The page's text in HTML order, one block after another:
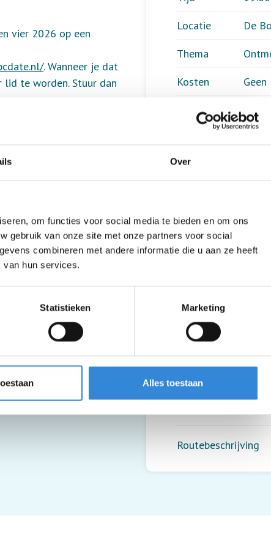
Over
om functies voor social media te bieden en om ons
gebruik van onze site met onze partners voor social
combineren met andere informatie die u aan ze heeft
van hun services.
Statistieken Marketing
Alles toestaan
Locatie
De
Thema
Kosten
Geen
Deelnemers
Aanmelden is niet
Terug naar het
vier 2026 op een
. Wanneer je dat
te worden. Stuur dan
De
Dreef 2
Routebeschrijving